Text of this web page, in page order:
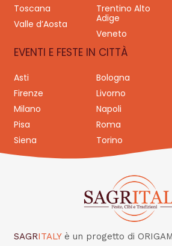
Toscana
Trentino Alto
Adige
Valle d’Aosta
Veneto
EVENTI E FESTE IN CITTÀ
Asti Bologna
Firenze
Livorno
Milano
Napoli
Pisa
Roma
Siena
Torino
SAGRITALY è un progetto di